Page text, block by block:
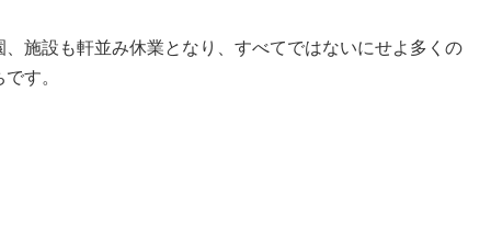
施設も軒並み休業となり、すべてではないにせよ多くの
す。